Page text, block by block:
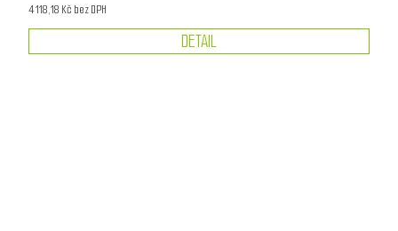
4 118,18 Kč bez DPH
DETAIL